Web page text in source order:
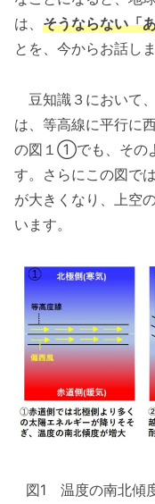
は、 そうならない「
とを、今からお話しま
豆知識３において
は、等高線に平行に
の図１①でも、その
す。さらにこの図で
が大きくなり、上空
います。
図1 温度の南北傾